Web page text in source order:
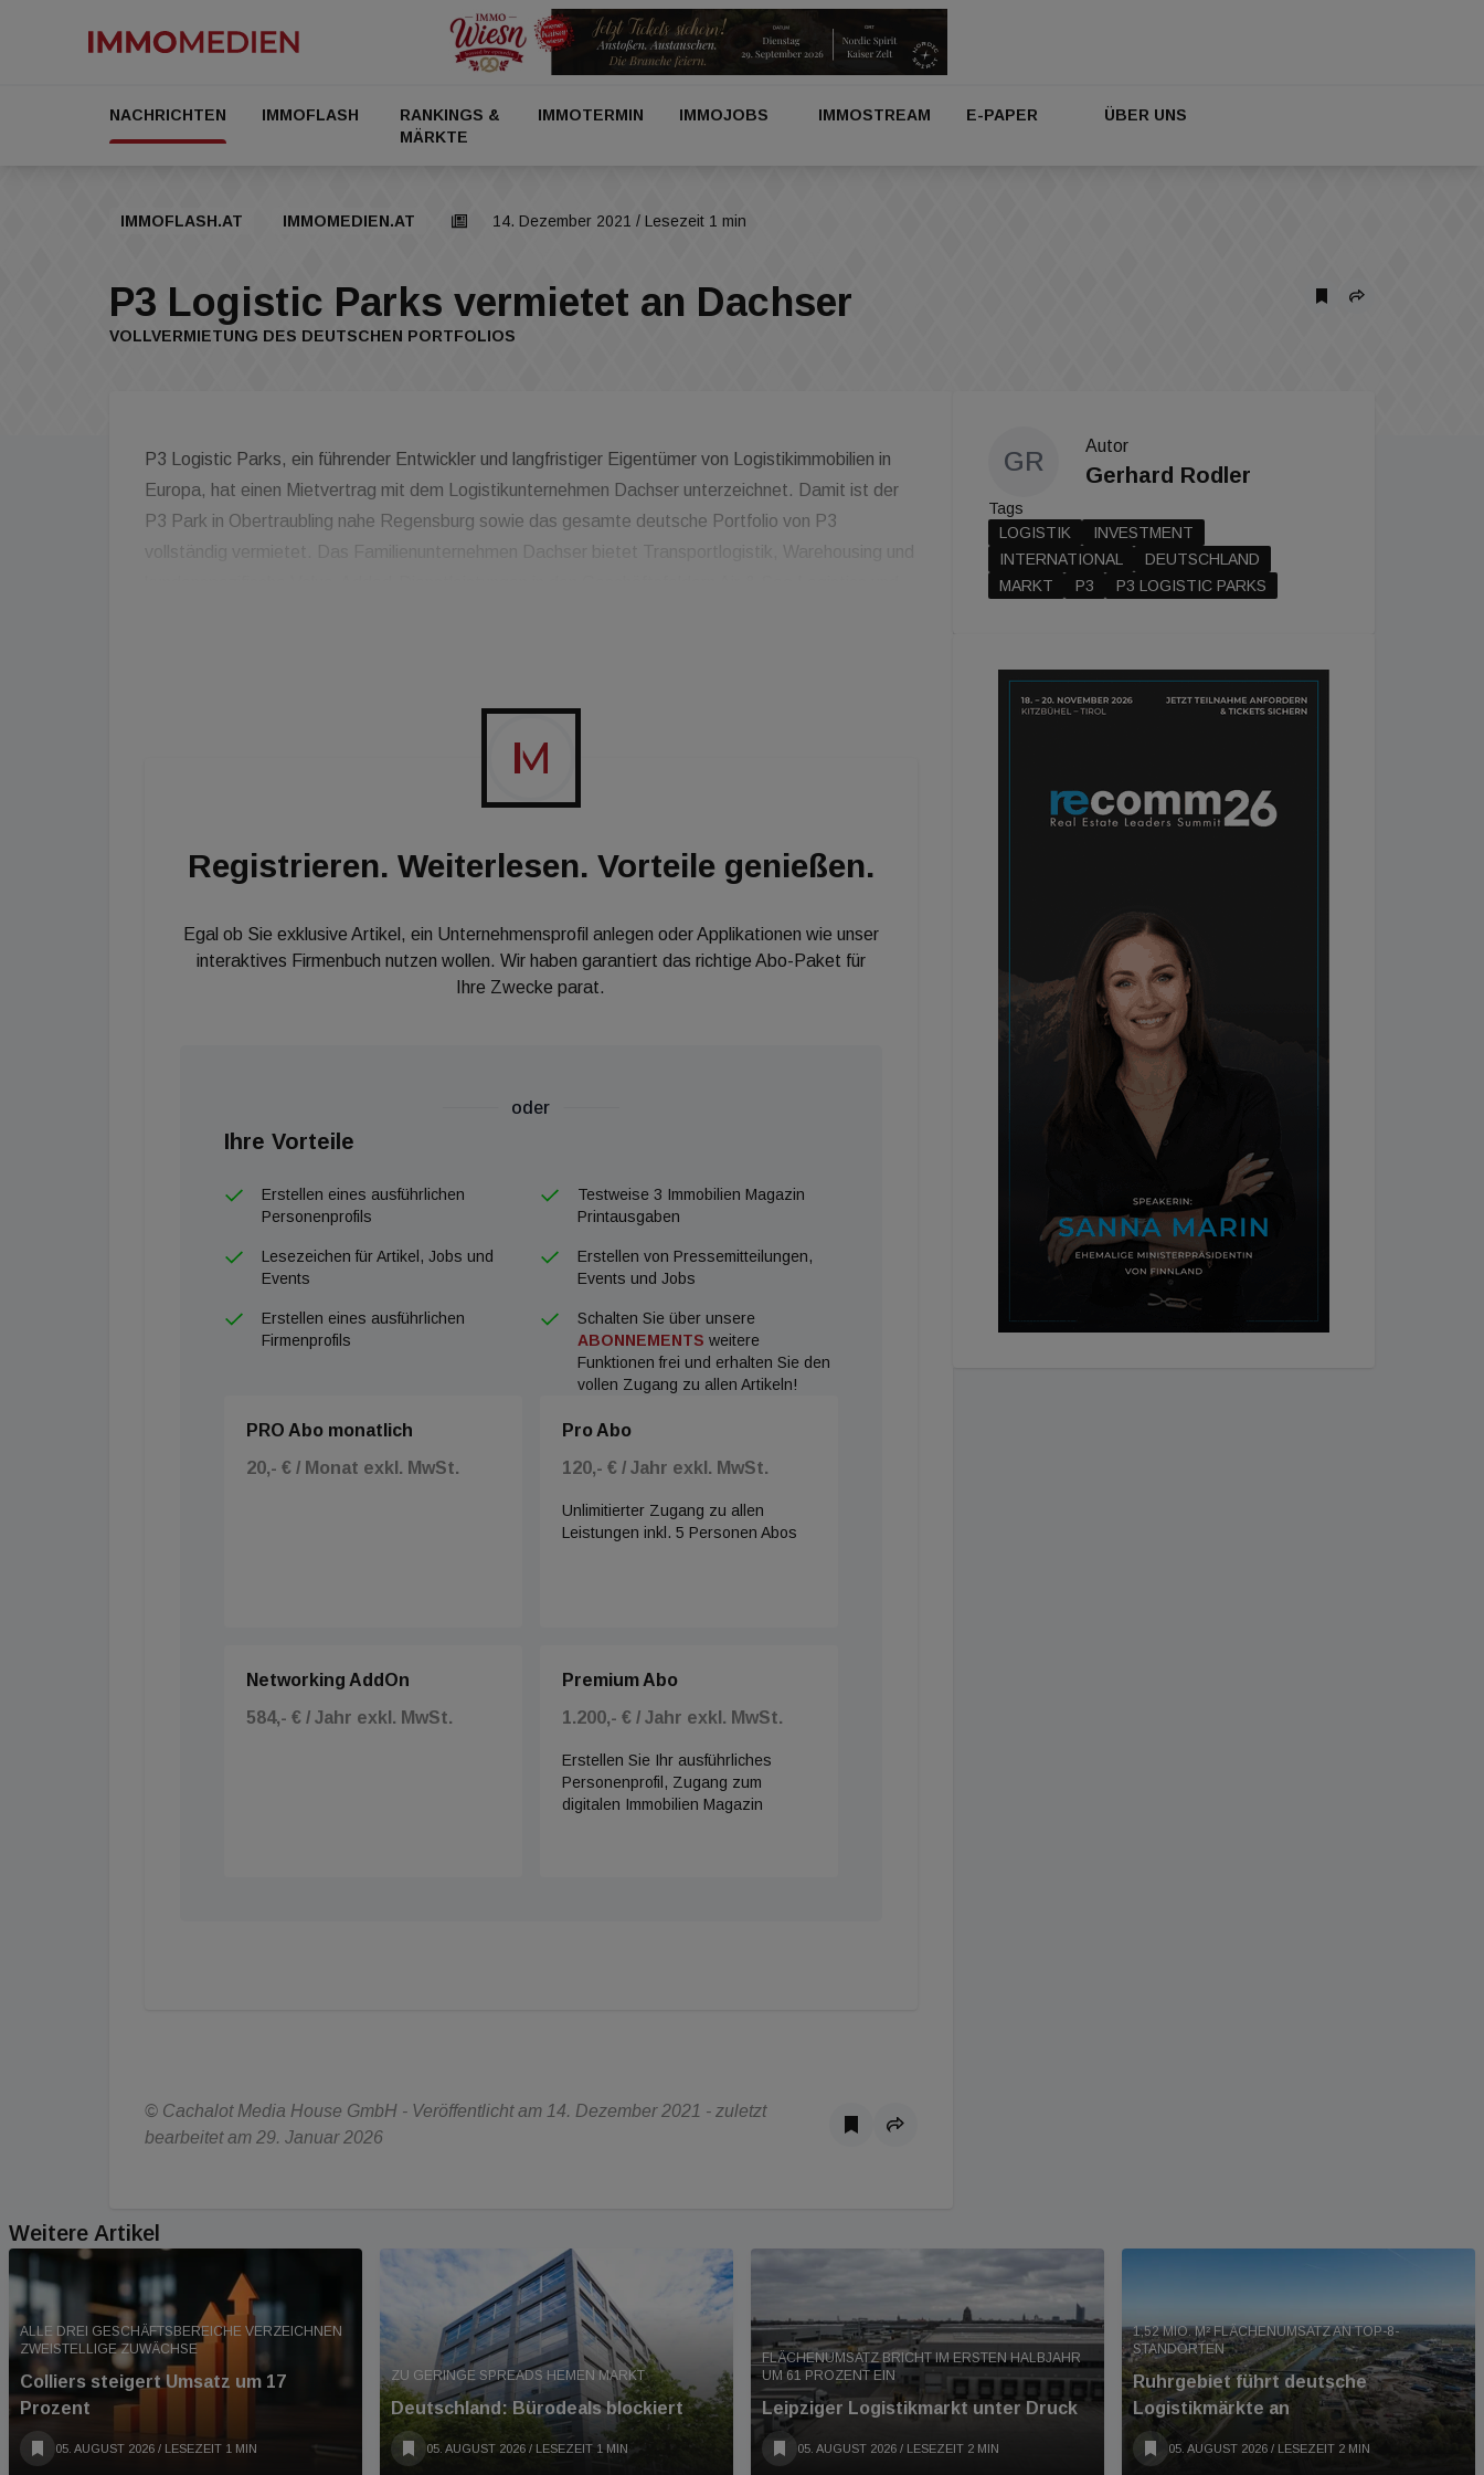
NACHRICHTEN IMMOFLASH
RANKINGS &
MÄRKTE
IMMOTERMIN IMMOJOBS IMMOSTREAM E-PAPER ÜBER UNS
IMMOFLASH.AT IMMOMEDIEN.AT 14. Dezember 2021 / Lesezeit 1 min
P3 Logistic Parks vermietet an Dachser
VOLLVERMIETUNG DES DEUTSCHEN PORTFOLIOS
P3 Logistic Parks, ein führender Entwickler und langfristiger Eigentümer von Logistikimmobilien in
Europa, hat einen Mietvertrag mit dem Logistikunternehmen Dachser unterzeichnet. Damit ist der
P3 Park in Obertraubling nahe Regensburg sowie das gesamte deutsche Portfolio von P3
vollständig vermietet. Das Familienunternehmen Dachser bietet Transportlogistik, Warehousing und
Registrieren. Weiterlesen. Vorteile genießen.
Egal ob Sie exklusive Artikel, ein Unternehmensprofil anlegen oder Applikationen wie unser
interaktives Firmenbuch nutzen wollen. Wir haben garantiert das richtige Abo-Paket für
Ihre Zwecke parat.
oder
Ihre Vorteile
Erstellen eines ausführlichen
Personenprofils
Testweise 3 Immobilien Magazin
Printausgaben
Lesezeichen für Artikel, Jobs und
Events
Erstellen von Pressemitteilungen,
Events und Jobs
Erstellen eines ausführlichen
Firmenprofils
Schalten Sie über unsere
ABONNEMENTS weitere
Funktionen frei und erhalten Sie den
vollen Zugang zu allen Artikeln!
PRO Abo monatlich
20,- € / Monat exkl. MwSt.
Pro Abo
120,- € / Jahr exkl. MwSt.
Unlimitierter Zugang zu allen
Leistungen inkl. 5 Personen Abos
Networking AddOn
584,- € / Jahr exkl. MwSt.
Premium Abo
1.200,- € / Jahr exkl. MwSt.
Erstellen Sie Ihr ausführliches
Personenprofil, Zugang zum
digitalen Immobilien Magazin
© Cachalot Media House GmbH - Veröffentlicht am 14. Dezember 2021 - zuletzt
bearbeitet am 29. Januar 2026
GR
Autor
Gerhard Rodler
Tags
LOGISTIK
INVESTMENT
INTERNATIONAL
DEUTSCHLAND
MARKT
P3 P3 LOGISTIC PARKS
Weitere Artikel
ALLE DREI GESCHÄFTSBEREICHE VERZEICHNEN
ZWEISTELLIGE ZUWÄCHSE
Colliers steigert Umsatz um 17
Prozent
05. AUGUST 2026 / LESEZEIT 1 MIN
ZU GERINGE SPREADS HEMEN MARKT
Deutschland: Bürodeals blockiert
05. AUGUST 2026 / LESEZEIT 1 MIN
FLÄCHENUMSATZ BRICHT IM ERSTEN HALBJAHR
UM 61 PROZENT EIN
Leipziger Logistikmarkt unter Druck
05. AUGUST 2026 / LESEZEIT 2 MIN
1,52 MIO. M² FLÄCHENUMSATZ AN TOP-8-
STANDORTEN
Ruhrgebiet führt deutsche
Logistikmärkte an
05. AUGUST 2026 / LESEZEIT 2 MIN